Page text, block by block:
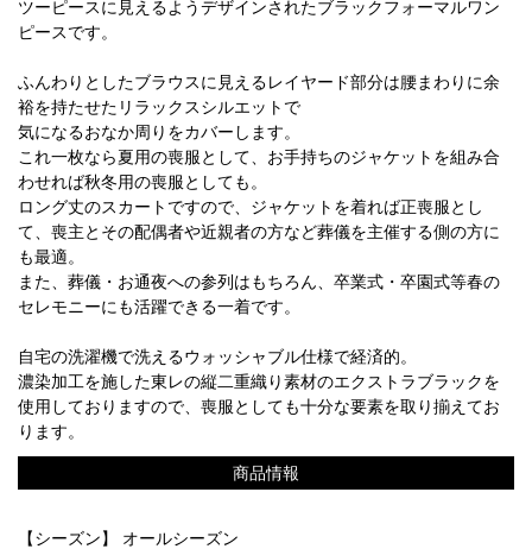
ツーピースに見えるようデザインされたブラックフォーマルワン
ピースです。
ふんわりとしたブラウスに見えるレイヤード部分は腰まわりに余
裕を持たせたリラックスシルエットで
気になるおなか周りをカバーします。
これ一枚なら夏用の喪服として、お手持ちのジャケットを組み合
わせれば秋冬用の喪服としても。
ロング丈のスカートですので、ジャケットを着れば正喪服とし
て、喪主とその配偶者や近親者の方など葬儀を主催する側の方に
も最適。
また、葬儀・お通夜への参列はもちろん、卒業式・卒園式等春の
セレモニーにも活躍できる一着です。
自宅の洗濯機で洗えるウォッシャブル仕様で経済的。
濃染加工を施した東レの縦二重織り素材のエクストラブラックを
使用しておりますので、喪服としても十分な要素を取り揃えてお
ります。
商品情報
【シーズン】 オールシーズン